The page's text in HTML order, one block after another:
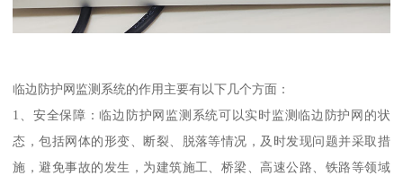
临边防护网监测系统的作用主要有以下几个方面：
1、安全保障：临边防护网监测系统可以实时监测临边防护网的状
态，包括网体的形变、断裂、脱落等情况，及时发现问题并采取措
施，避免事故的发生，为建筑施工、桥梁、高速公路、铁路等领域